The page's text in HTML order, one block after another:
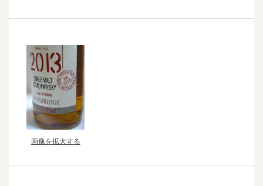
画像を拡大する